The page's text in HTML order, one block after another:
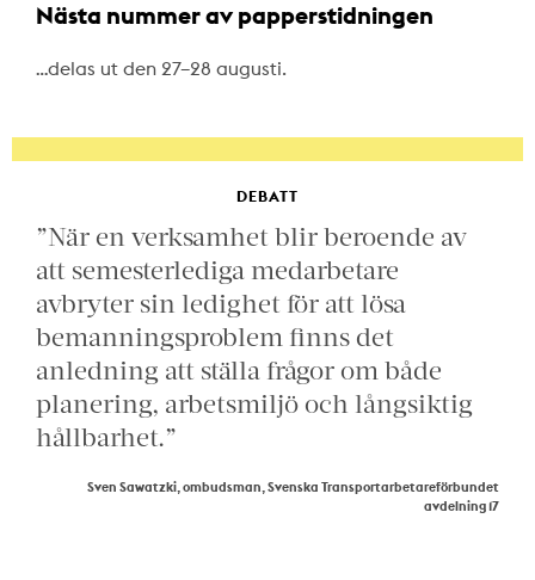
Nästa nummer av papperstidningen
…delas ut den 27–28 augusti.
DEBATT
”När en verksamhet blir beroende av
att semesterlediga medarbetare
avbryter sin ledighet för att lösa
bemanningsproblem finns det
anledning att ställa frågor om både
planering, arbetsmiljö och långsiktig
hållbarhet.”
Sven Sawatzki, ombudsman, Svenska Transportarbetareförbundet
avdelning 17